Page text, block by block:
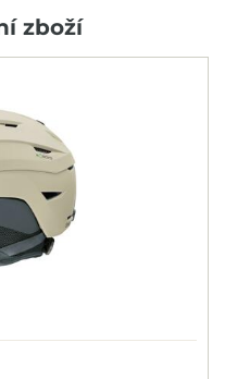
zboží